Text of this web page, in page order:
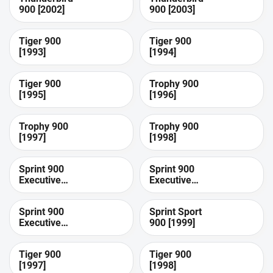
900 [2002]
900 [2003]
Tiger 900
[1993]
Tiger 900
[1994]
Tiger 900
[1995]
Trophy 900
[1996]
Trophy 900
[1997]
Trophy 900
[1998]
Sprint 900
Executive
[1997]
Sprint 900
Executive
[1998]
Sprint 900
Executive
[1999]
Sprint Sport
900 [1999]
Tiger 900
[1997]
Tiger 900
[1998]